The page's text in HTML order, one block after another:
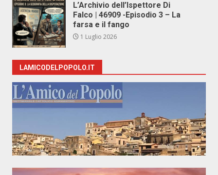
L’Archivio dell’Ispettore Di
Falco | 46909 -Episodio 3 – La
farsa e il fango
1 Luglio 2026
LAMICODELPOPOLO.IT